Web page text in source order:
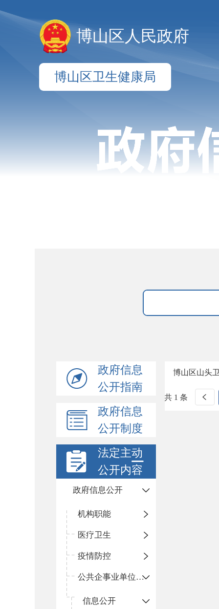
博山区人民政府
博山区卫生健康局
政府信息
公开指南
政府信息
公开制度
法定主动
公开内容
政府信息公开
机构职能
医疗卫生
疫情防控
公共企事业单位信息公开
信息公开
博山区山头
共 1 条